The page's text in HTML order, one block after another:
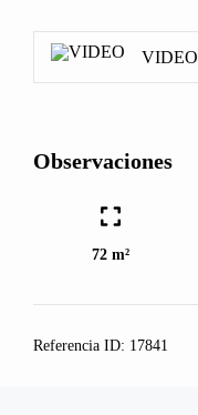
VIDEO
Observaciones
72 m²
Referencia ID: 17841